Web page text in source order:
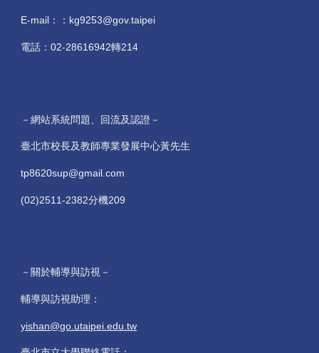
E-mail：：kg9253@gov.taipei
電話：02-28616942轉214
－網站系統問題、回流及認證－
臺北市校長及教師專業發展中心黃先生
tp8620sup@gmail.com
(02)2511-2382分機209
－關於輔導與訪視－
輔導與訪視助理：
yishan@go.utaipei.edu.tw